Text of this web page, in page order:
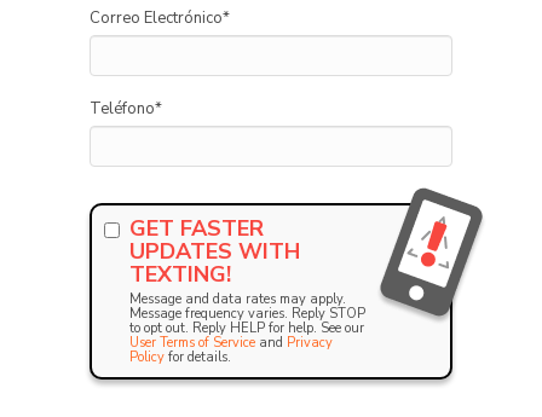
Correo Electrónico*
Teléfono*
GET FASTER
UPDATES WITH
TEXTING!
Message and data rates may apply.
Message frequency varies. Reply STOP
to opt out. Reply HELP for help. See our
User Terms of Service and Privacy
Policy for details.